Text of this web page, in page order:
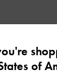
に
of